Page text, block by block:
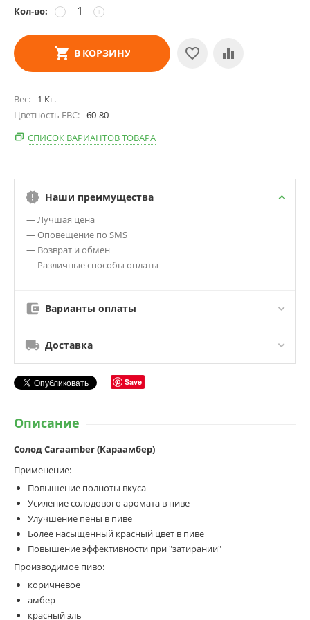
Кол-во: +
−
В КОРЗИНУ
Вес 1 Кг.
Цветность EBC
60-80
СПИСОК ВАРИАНТОВ ТОВАРА
Наши преимущества
— Лучшая цена
— Оповещение по SMS
— Возврат и обмен
— Различные способы оплаты
Варианты оплаты
Доставка
Save
Описание
Солод Caraamber (Караамбер)
Применение:
Повышение полноты вкуса
Усиление солодового аромата в пиве
Улучшение пены в пиве
Более насыщенный красный цвет в пиве
Повышение эффективности при "затирании"
Производимое пиво:
коричневое
амбер
красный эль